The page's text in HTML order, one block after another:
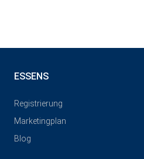
ESSENS
Registrierung
Marketingplan
Blog